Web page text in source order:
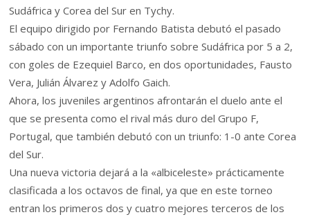
Sudáfrica y Corea del Sur en Tychy.
El equipo dirigido por Fernando Batista debutó el pasado
sábado con un importante triunfo sobre Sudáfrica por 5 a 2,
con goles de Ezequiel Barco, en dos oportunidades, Fausto
Vera, Julián Álvarez y Adolfo Gaich.
Ahora, los juveniles argentinos afrontarán el duelo ante el
que se presenta como el rival más duro del Grupo F,
Portugal, que también debutó con un triunfo: 1-0 ante Corea
del Sur.
Una nueva victoria dejará a la «albiceleste» prácticamente
clasificada a los octavos de final, ya que en este torneo
entran los primeros dos y cuatro mejores terceros de los